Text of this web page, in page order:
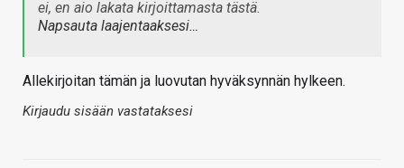
ei, en aio lakata kirjoittamasta tästä.
Napsauta laajentaaksesi…
Allekirjoitan tämän ja luovutan hyväksynnän hylkeen.
Kirjaudu sisään vastataksesi